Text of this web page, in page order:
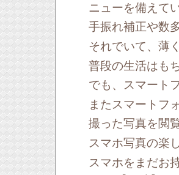
ニューを備えて
手振れ補正や数
それでいて、薄
普段の生活はも
でも、スマート
またスマートフ
撮った写真を閲
スマホ写真の楽
スマホをまだお